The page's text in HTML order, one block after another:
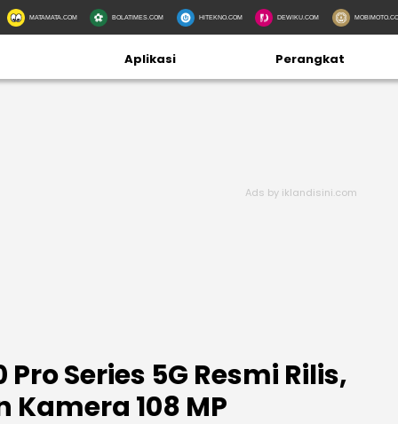
MATAMATA.COM BOLATIMES.COM HITEKNO.COM DEWIKU.COM
Aplikasi Perangkat
Pro Series 5G Resmi Rilis,
Kamera 108 MP